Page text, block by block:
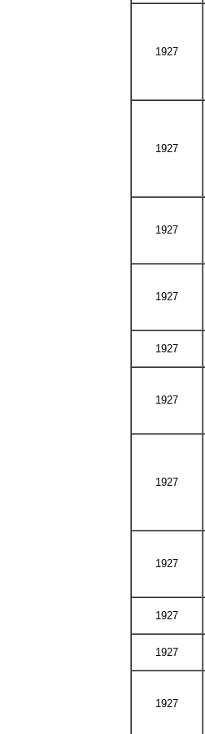
1927
1927
1927
1927
1927
1927
1927
1927
1927
1927
1927